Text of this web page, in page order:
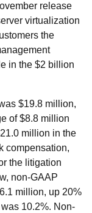
release
virtualization
the
in the $2 billion
$19.8 million,
of $8.8 million
million in the
compensation,
the litigation
non-GAAP
million, up 20%
10.2%. Non-